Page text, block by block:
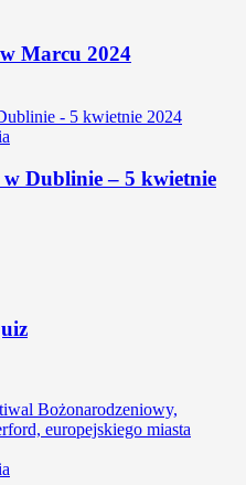
Marcu 2024
Dublinie – 5 kwietnie